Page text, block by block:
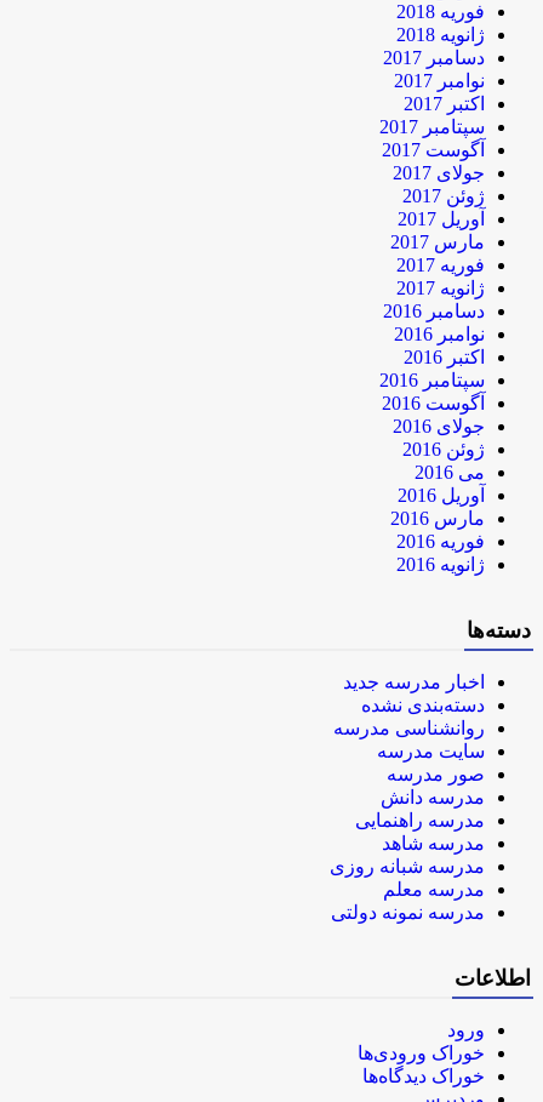
فوریه 2018
ژانویه 2018
دسامبر 2017
نوامبر 2017
اکتبر 2017
سپتامبر 2017
آگوست 2017
جولای 2017
ژوئن 2017
آوریل 2017
مارس 2017
فوریه 2017
ژانویه 2017
دسامبر 2016
نوامبر 2016
اکتبر 2016
سپتامبر 2016
آگوست 2016
جولای 2016
ژوئن 2016
می 2016
آوریل 2016
مارس 2016
فوریه 2016
ژانویه 2016
دسته‌ها
اخبار مدرسه جدید
دسته‌بندی نشده
روانشناسی مدرسه
سایت مدرسه
صور مدرسه
مدرسه دانش
مدرسه راهنمایی
مدرسه شاهد
مدرسه شبانه روزی
مدرسه معلم
مدرسه نمونه دولتی
اطلاعات
ورود
خوراک ورودی‌ها
خوراک دیدگاه‌ها